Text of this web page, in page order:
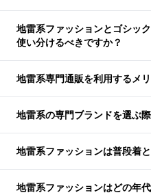
地雷系ファッションとゴシッ
使い分けるべきですか？
地雷系専門通販を利用するメ
地雷系の専門ブランドを選ぶ
地雷系ファッションは普段着
地雷系ファッションはどの年